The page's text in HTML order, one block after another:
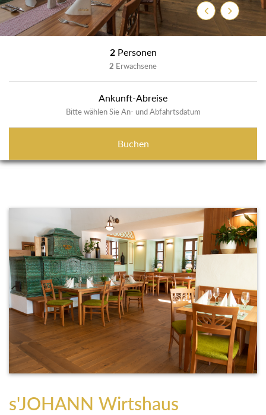
ZurückWeiter
2 Personen
2 Erwachsene
Ankunft-Abreise
Bitte wählen Sie An- und Abfahrtsdatum
Buchen
s'JOHANN Wirtshaus